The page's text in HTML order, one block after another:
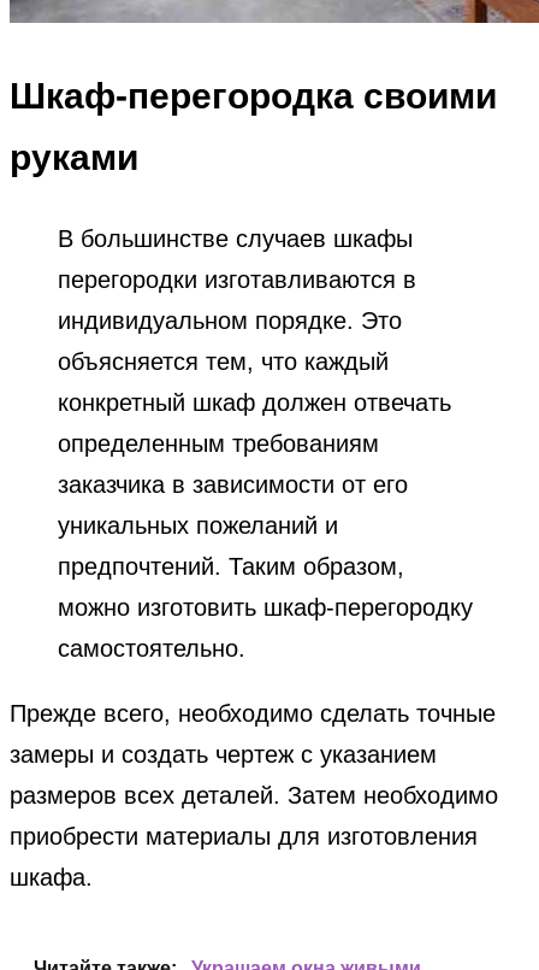
Шкаф-перегородка своими
руками
В большинстве случаев шкафы
перегородки изготавливаются в
индивидуальном порядке. Это
объясняется тем, что каждый
конкретный шкаф должен отвечать
определенным требованиям
заказчика в зависимости от его
уникальных пожеланий и
предпочтений. Таким образом,
можно изготовить шкаф-перегородку
самостоятельно.
Прежде всего, необходимо сделать точные
замеры и создать чертеж с указанием
размеров всех деталей. Затем необходимо
приобрести материалы для изготовления
шкафа.